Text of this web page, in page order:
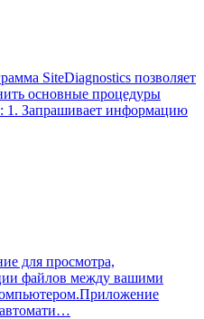
SiteDiagnostics позволяет
основные процедуры
1. Запрашивает информацию
для просмотра,
файлов между вашими
автомати…